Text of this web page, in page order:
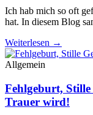
Ich hab mich so oft
hat. In diesem Blog
Weiterlesen →
Allgemein
Fehlgeburt,
Trauer wird!